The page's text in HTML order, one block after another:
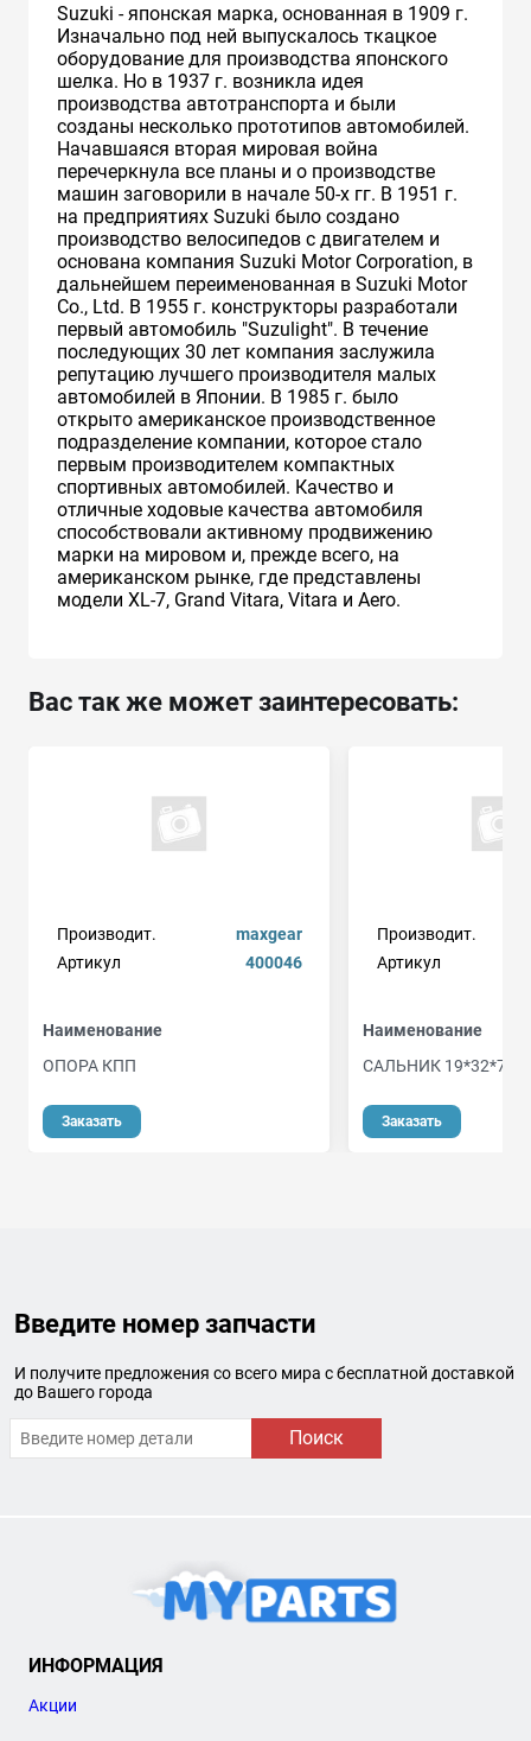
Suzuki - японская марка, основанная в 1909 г.
Изначально под ней выпускалось ткацкое
оборудование для производства японского
шелка. Но в 1937 г. возникла идея
производства автотранспорта и были
созданы несколько прототипов автомобилей.
Начавшаяся вторая мировая война
перечеркнула все планы и о производстве
машин заговорили в начале 50-х гг. В 1951 г.
на предприятиях Suzuki было создано
производство велосипедов с двигателем и
основана компания Suzuki Motor Corporation, в
дальнейшем переименованная в Suzuki Motor
Co., Ltd. В 1955 г. конструкторы разработали
первый автомобиль "Suzulight". В течение
последующих 30 лет компания заслужила
репутацию лучшего производителя малых
автомобилей в Японии. В 1985 г. было
открыто американское производственное
подразделение компании, которое стало
первым производителем компактных
спортивных автомобилей. Качество и
отличные ходовые качества автомобиля
способствовали активному продвижению
марки на мировом и, прежде всего, на
американском рынке, где представлены
модели XL-7, Grand Vitara, Vitara и Aero.
Вас так же может заинтересовать:
Производит.
maxgear
Артикул
400046
Наименование
ОПОРА КПП
Заказать
Производит.
Артикул
Наименование
САЛЬНИК 19*32*7/
Заказать
Введите номер запчасти
И получите предложения со всего мира с бесплатной доставкой
до Вашего города
Поиск
ИНФОРМАЦИЯ
Акции